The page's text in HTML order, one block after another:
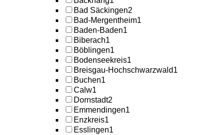
Bad Säckingen2
Bad-Mergentheim1
Baden-Baden1
Biberach1
Böblingen1
Bodenseekreis1
Breisgau-Hochschwarzwald1
Buchen1
Calw1
Dornstadt2
Emmendingen1
Enzkreis1
Esslingen1